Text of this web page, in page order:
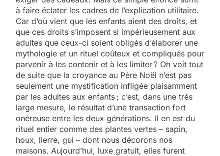
à faire éclater les cadres de l’explication utilitaire.
Car d’où vient que les enfants aient des droits, et
que ces droits s’imposent si impérieusement aux
adultes que ceux-ci soient obligés d’élaborer une
mythologie et un rituel coûteux et compliqués pour
parvenir à les contenir et à les limiter ? On voit tout
de suite que la croyance au Père Noël n’est pas
seulement une mystification infligée plaisamment
par les adultes aux enfants ; c’est, dans une très
large mesure, le résultat d’une transaction fort
onéreuse entre les deux générations. Il en est du
rituel entier comme des plantes vertes – sapin,
houx, lierre, gui – dont nous décorons nos
maisons. Aujourd’hui, luxe gratuit, elles furent